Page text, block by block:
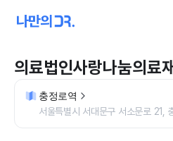
의료법인사랑나눔의료
충정로역
서울특별시 서대문구 서소문로 21,